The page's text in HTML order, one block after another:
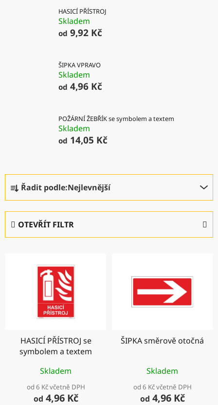
HASICÍ PŘÍSTROJ
Skladem
od 9,92 Kč
ŠIPKA VPRAVO
Skladem
od 4,96 Kč
POŽÁRNÍ ŽEBŘÍK se symbolem a textem
Skladem
od 14,05 Kč
Ř
z
Řadit podle:Nejlevnější
OTEVŘÍT FILTR
HASICÍ PŘÍSTROJ se
symbolem a textem
Skladem
od 6 Kč včetně DPH
od 4,96 Kč
ŠIPKA směrově otočná
Skladem
od 6 Kč včetně DPH
od 4,96 Kč